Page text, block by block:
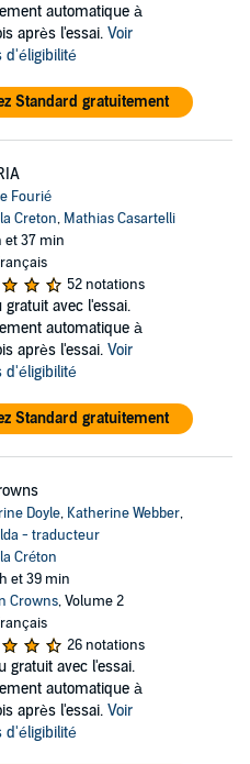
automatique à
après l'essai. Voir
d'éligibilité
Standard gratuitement
Fourié
Creton, Mathias Casartelli
et 37 min
52 notations
gratuit avec l'essai.
automatique à
après l'essai. Voir
d'éligibilité
Standard gratuitement
Doyle, Katherine Webber,
- traducteur
Créton
et 39 min
Crowns, Volume 2
26 notations
gratuit avec l'essai.
automatique à
après l'essai. Voir
d'éligibilité